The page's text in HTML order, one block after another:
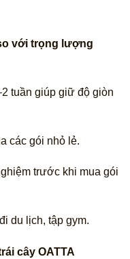
với trọng lượng
tuần giúp giữ độ giòn
các gói nhỏ lẻ.
trước khi mua gói
du lịch, tập gym.
cây OATTA